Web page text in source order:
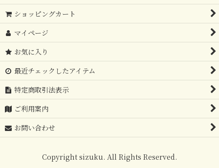
ショッピングカート
マイページ
お気に入り
最近チェックしたアイテム
特定商取引法表示
ご利用案内
お問い合わせ
Copyright sizuku. All Rights Reserved.